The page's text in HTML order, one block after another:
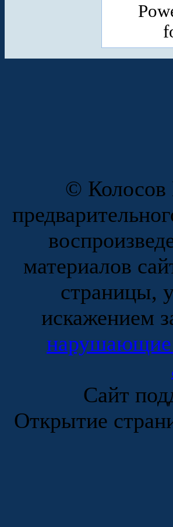
© Колосов
материалов
страницы,
искажением
нарушающие
Сайт
Открытие